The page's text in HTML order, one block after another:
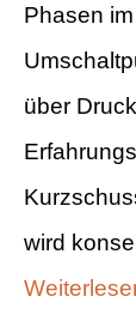
Phasen
über
wird